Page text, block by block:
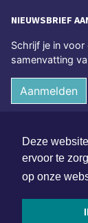
Deze
ervoor te
op onze
NIEUWSBRIEF
Schrijf je in
samenvatting
Aanmelden